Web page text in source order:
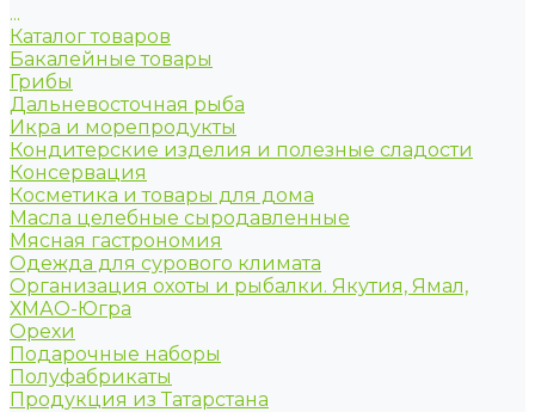
...
Каталог товаров
Бакалейные товары
Грибы
Дальневосточная рыба
Икра и морепродукты
Кондитерские изделия и полезные сладости
Консервация
Косметика и товары для дома
Масла целебные сыродавленные
Мясная гастрономия
Одежда для сурового климата
Организация охоты и рыбалки. Якутия, Ямал,
ХМАО-Югра
Орехи
Подарочные наборы
Полуфабрикаты
Продукция из Татарстана